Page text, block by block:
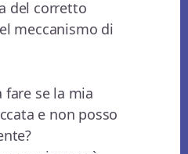
del corretto
meccanismo di
fare se la mia
e non posso